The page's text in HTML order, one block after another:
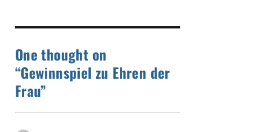
One thought on
“Gewinnspiel zu Ehren der
Frau”